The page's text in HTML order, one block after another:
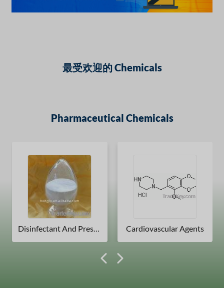
最受欢迎的 Chemicals
Pharmaceutical Chemicals
Disinfectant And Preservatives Cardiovascular Agents